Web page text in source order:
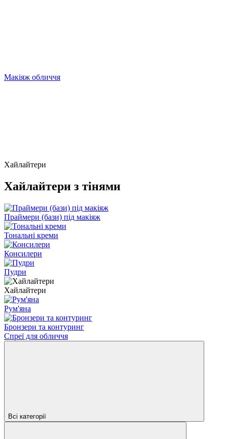
Макіяж обличчя
Хайлайтери
Хайлайтери з тінями
Праймери (бази) під макіяж
Тональні креми
Консилери
Пудри
Хайлайтери
Рум'яна
Бронзери та контуринг
Спреї для обличчя
Всі категорії